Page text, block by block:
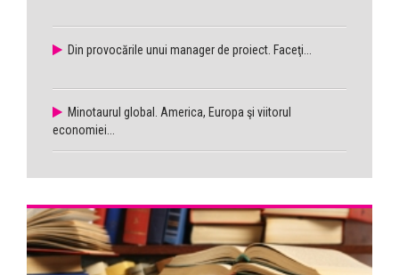
Din provocările unui manager de proiect. Faceţi...
Minotaurul global. America, Europa şi viitorul
economiei...